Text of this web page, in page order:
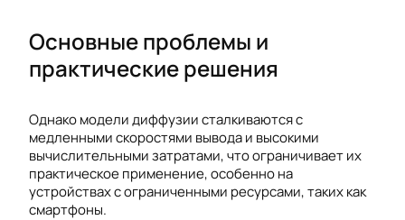
Основные проблемы и
практические решения
Однако модели диффузии сталкиваются с
медленными скоростями вывода и высокими
вычислительными затратами, что ограничивает их
практическое применение, особенно на
устройствах с ограниченными ресурсами, таких как
смартфоны.